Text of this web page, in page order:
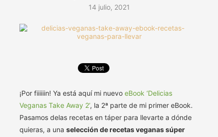
14 julio, 2021
¡Por fiiiiiin! Ya está aquí mi nuevo eBook ‘Delicias
Veganas Take Away 2’, la 2ª parte de mi primer eBook.
Pasamos delas recetas en táper para llevarte a dónde
quieras, a una selección de recetas veganas súper